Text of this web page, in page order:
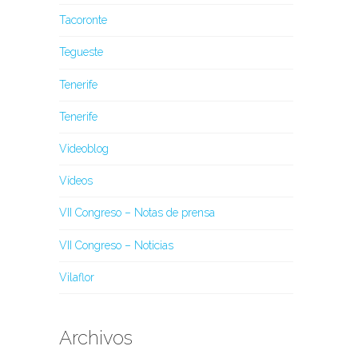
Tacoronte
Tegueste
Tenerife
Tenerife
Videoblog
Vídeos
VII Congreso – Notas de prensa
VII Congreso – Noticias
Vilaflor
Archivos